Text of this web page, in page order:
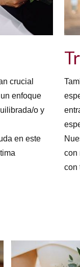
crucial
enfoque
o y
en este
con
con